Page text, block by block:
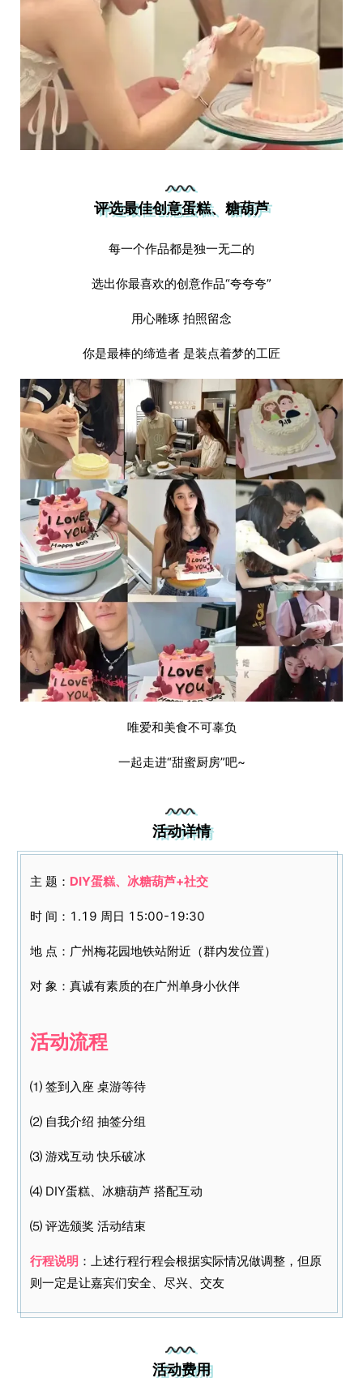
评选最佳创意蛋糕、糖葫芦
每一个作品都是独一无二的
选出你最喜欢的创意作品“夸夸夸”
用心雕琢 拍照留念
你是最棒的缔造者 是装点着梦的工匠
唯爱和美食不可辜负
一起走进“甜蜜厨房”吧~
活动详情
主 题： DIY蛋糕、冰糖葫芦+社交
时 间：1.19 周日 15:00-19:30
地 点：广州梅花园地铁站附近（群内发位置）
对 象：真诚有素质的在广州单身小伙伴
活动流程
⑴ 签到入座 桌游等待
⑵ 自我介绍 抽签分组
⑶ 游戏互动 快乐破冰
⑷ DIY蛋糕、冰糖葫芦 搭配互动
⑸ 评选颁奖 活动结束
行程说明 ：上述行程行程会根据实际情况做调整，但原
则一定是让嘉宾们安全、尽兴、交友
活动费用